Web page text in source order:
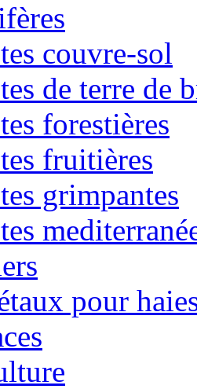
couvre-sol
de terre de
forestières
fruitières
grimpantes
pour